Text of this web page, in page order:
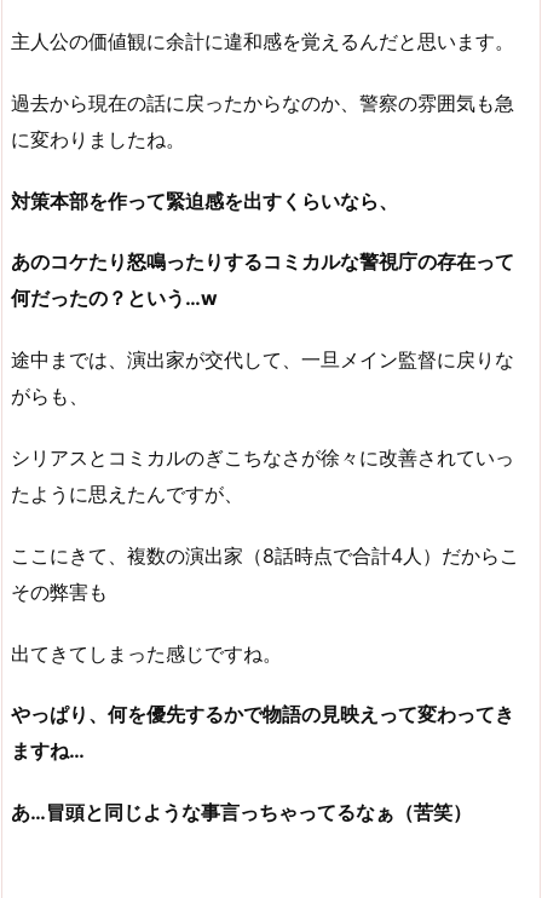
主人公の価値観に余計に違和感を覚えるんだと思います。
過去から現在の話に戻ったからなのか、警察の雰囲気も急
に変わりましたね。
対策本部を作って緊迫感を出すくらいなら、
あのコケたり怒鳴ったりするコミカルな警視庁の存在って
何だったの？という…w
途中までは、演出家が交代して、一旦メイン監督に戻りな
がらも、
シリアスとコミカルのぎこちなさが徐々に改善されていっ
たように思えたんですが、
ここにきて、複数の演出家（8話時点で合計4人）だからこ
その弊害も
出てきてしまった感じですね。
やっぱり、何を優先するかで物語の見映えって変わってき
ますね…
あ…冒頭と同じような事言っちゃってるなぁ（苦笑）